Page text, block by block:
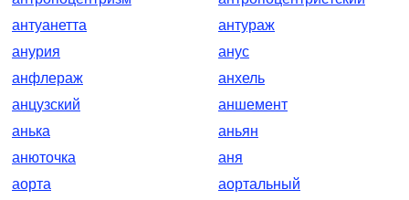
антуанетта
антураж
анурия
анус
анфлераж
анхель
анцузский
аншемент
анька
аньян
анюточка
аня
аорта
аортальный